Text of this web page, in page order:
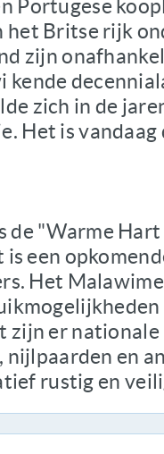
Portugese
Britse rijk
zijn
kende
zich in de
Het is vandaag
de "Warme
een
Het
zijn er
en
rustig en